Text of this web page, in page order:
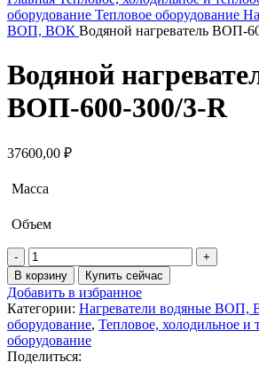
оборудование Тепловое оборудование
ВОП, ВОК Водяной нагреватель ВОП-
Водяной
ВОП-600-300/3-R
37600,00 ₽
Масса
Объем
Количество
товара
Водяной
нагреватель
ВОП-600-
300/3-
R
В корзину Купить сейчас
Добавить в избранное
Категории: Нагреватели водяные ВОП,
оборудование, Тепловое, холодильное и
оборудование
Поделиться: